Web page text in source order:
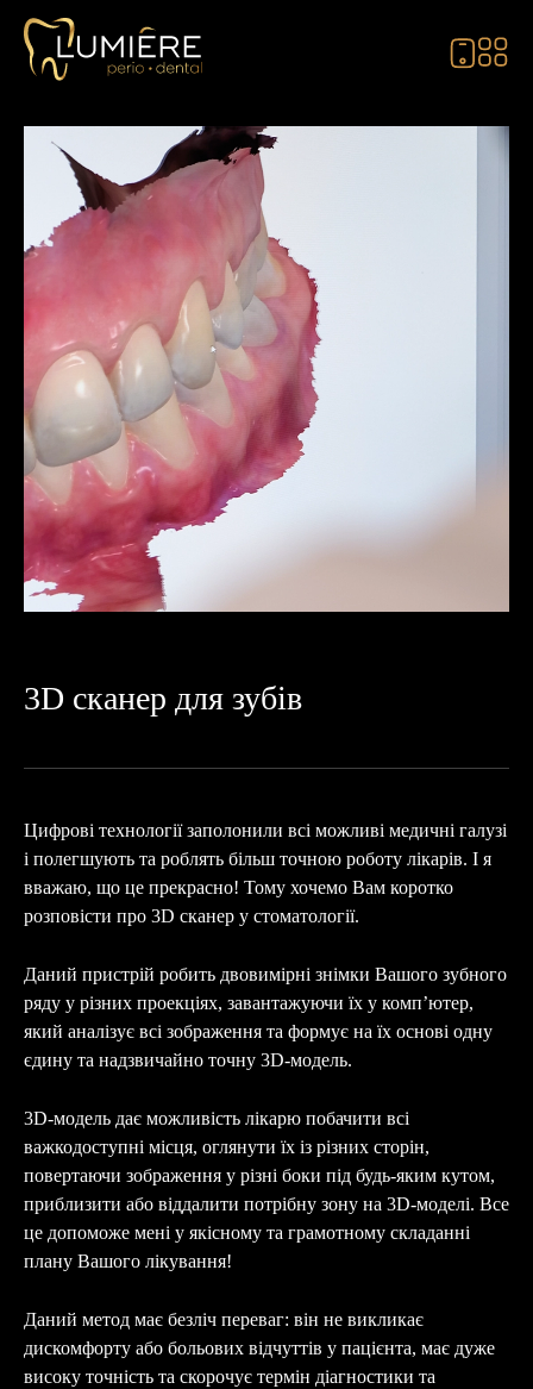
3D сканер для зубів
Цифрові технології заполонили всі можливі медичні галузі
і полегшують та роблять більш точною роботу лікарів. І я
вважаю, що це прекрасно! Тому хочемо Вам коротко
розповісти про 3D сканер у стоматології.
Даний пристрій робить двовимірні знімки Вашого зубного
ряду у різних проекціях, завантажуючи їх у компʼютер,
який аналізує всі зображення та формує на їх основі одну
єдину та надзвичайно точну 3D-модель.
3D-модель дає можливість лікарю побачити всі
важкодоступні місця, оглянути їх із різних сторін,
повертаючи зображення у різні боки під будь-яким кутом,
приблизити або віддалити потрібну зону на 3D-моделі. Все
це допоможе мені у якісному та грамотному складанні
плану Вашого лікування!
Даний метод має безліч переваг: він не викликає
дискомфорту або больових відчуттів у пацієнта, має дуже
високу точність та скорочує термін діагностики та